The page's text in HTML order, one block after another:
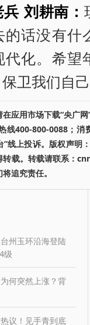
兵 刘耕南：
话没有什
化。希望
卫我们自己
应用市场下载“央广
线400-800-0088；消
”线上投诉。版权声明
转载。转载请联系：
追究责任。
州玉环沿海登陆
级
何突然上涨？背
议！见手青到底